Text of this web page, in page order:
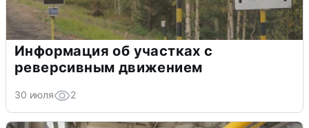
Информация об участках с
реверсивным движением
30 июля 2